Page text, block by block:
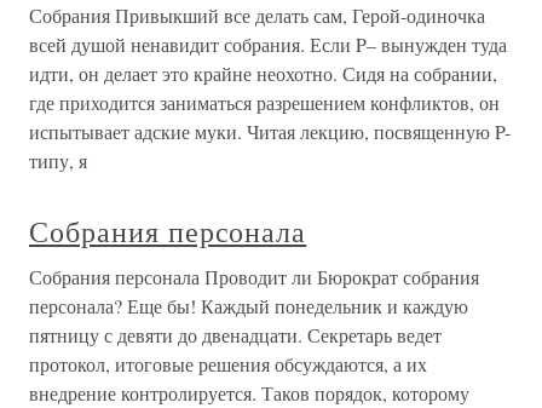
Собрания Привыкший все делать сам, Герой-одиночка
всей душой ненавидит собрания. Если P– вынужден туда
идти, он делает это крайне неохотно. Сидя на собрании,
где приходится заниматься разрешением конфликтов, он
испытывает адские муки. Читая лекцию, посвященную P-
типу, я
Собрания персонала
Собрания персонала Проводит ли Бюрократ собрания
персонала? Еще бы! Каждый понедельник и каждую
пятницу с девяти до двенадцати. Секретарь ведет
протокол, итоговые решения обсуждаются, а их
внедрение контролируется. Таков порядок, которому